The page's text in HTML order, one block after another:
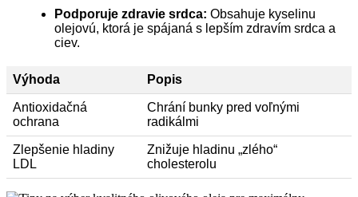
Podporuje zdravie srdca: Obsahuje kyselinu
olejovú, ktorá je spájaná s lepším zdravím srdca a
ciev.
Výhoda Popis
Antioxidačná
ochrana
Chrání bunky pred voľnými
radikálmi
Zlepšenie hladiny
LDL
Znižuje hladinu „zlého“
cholesterolu